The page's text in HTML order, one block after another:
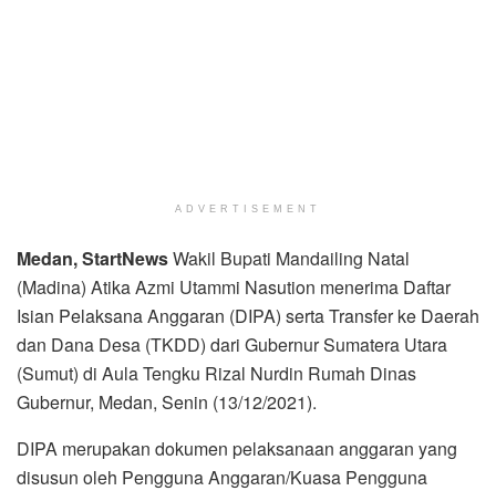
ADVERTISEMENT
Medan, StartNewsWakil Bupati Mandailing Natal
(Madina) Atika Azmi Utammi Nasution menerima Daftar
Isian Pelaksana Anggaran (DIPA) serta Transfer ke Daerah
dan Dana Desa (TKDD) dari Gubernur Sumatera Utara
(Sumut) di Aula Tengku Rizal Nurdin Rumah Dinas
Gubernur, Medan, Senin (13/12/2021).
DIPA merupakan dokumen pelaksanaan anggaran yang
disusun oleh Pengguna Anggaran/Kuasa Pengguna